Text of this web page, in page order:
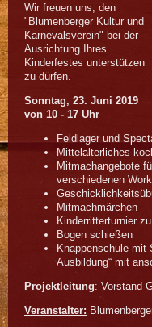
Wir freuen uns, den
"Blumenberger Kultur und
Karnevalsverein" bei der
Ausrichtung Ihres
Kinderfestes unterstützen
zu dürfen.
Sonntag, 23. Juni 2019
von 10 - 17 Uhr
Feldlager und
Mittelalterliches
Mitmachangebote
verschiedenen
Mitmachmärchen
Kinderritterturnier
Bogen schießen
Knappenschule mit
Ausbildung“ mit
Projektleitung: Vorstand
Veranstalter: